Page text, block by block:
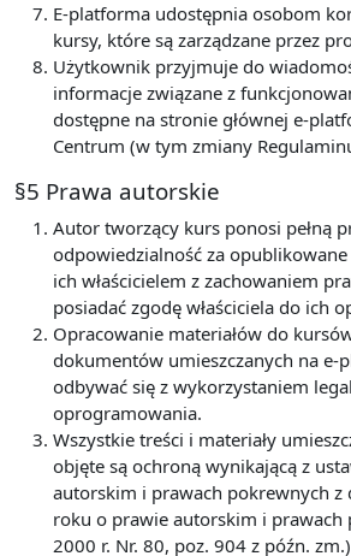
E-platforma udostępnia osobom
kursy, które są zarządzane przez
Użytkownik przyjmuje do
informacje związane z
dostępne na stronie głównej e-
Centrum (w tym zmiany
§5 Prawa autorskie
Autor tworzący kurs ponosi pełną
odpowiedzialność za
ich właścicielem z zachowaniem
posiadać zgodę właściciela do ich
Opracowanie materiałów do
dokumentów umieszczanych na
odbywać się z wykorzystaniem
oprogramowania.
Wszystkie treści i materiały
objęte są ochroną wynikającą z
autorskim i prawach pokrewnych z
roku o prawie autorskim i prawach
2000 r. Nr. 80, poz. 904 z późn.